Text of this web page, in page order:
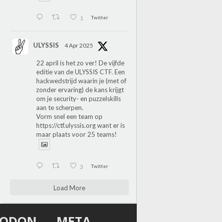
1 Twitter
ULYSSIS 4 Apr 2025
22 april is het zo ver! De vijfde
editie van de ULYSSIS CTF. Een
hackwedstrijd waarin je (met of
zonder ervaring) de kans krijgt
om je security- en puzzelskills
aan te scherpen.
Vorm snel een team op
https://ctf.ulyssis.orgwant er is
maar plaats voor 25 teams!
3 Twitter
Load More